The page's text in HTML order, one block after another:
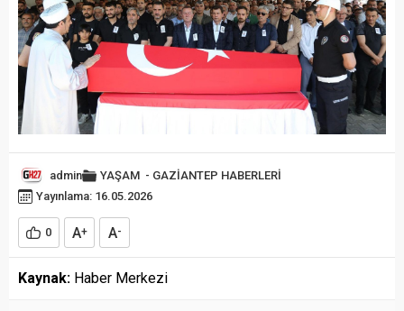
admin YAŞAM - GAZİANTEP HABERLERİ
Yayınlama: 16.05.2026
0 A+ A-
Kaynak: Haber Merkezi